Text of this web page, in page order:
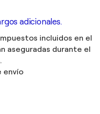
adicionales.
incluidos en el
aseguradas durante el
envío